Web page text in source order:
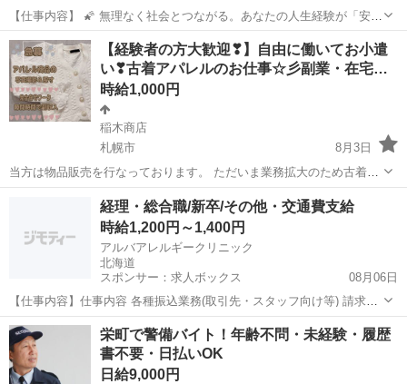
【仕事内容】 🌠 無理なく社会とつながる。あなたの人生経験が「安
心」に変わります 🌠 ※屋外での立ち仕事が中心となりますが、無理の
ない配置・こまめな休憩を徹底しています。 札幌白石警備合同会社で
は、現在65歳〜...
北海道 札幌市 南郷１８丁目駅 その他 スタッフ
【経験者の方大歓迎❣】自由に働いてお小遣
い❣古着アパレルのお仕事☆彡副業・在宅…
時給1,000円
稲木商店
札幌市
8月3日
当方は物品販売を行なっております。 ただいま業務拡大のため古着の
撮影〜梱包までしていただける方を募集しております❣ 作業は撮影・
梱包のみ！ お気軽にお問合せ下さい🤗 在宅でできるので、 皆さんそ
札幌市 その他 古着
経理・総合職/新卒/その他・交通費支給
時給1,200円～1,400円
アルバアレルギークリニック
北海道
スポンサー：求人ボックス
08月06日
【仕事内容】仕事内容 各種振込業務(取引先・スタッフ向け等) 請求書
の発行 入出金の確認・金額チェック 領収書の取りまとめ 各種書類の
作成・提出 税理士とのやり取り(資料のお渡し等) など 【経験・資格】
<応募要件> ・スマートフ...
アルバイト・パート
栄町で警備バイト！年齢不問・未経験・履歴
書不要・日払いOK
日給9,000円